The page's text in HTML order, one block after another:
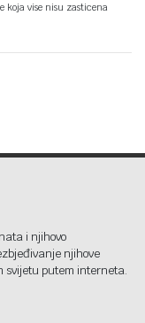
koja vise nisu zasticena
i njihovo
njihove
svijetu putem interneta.